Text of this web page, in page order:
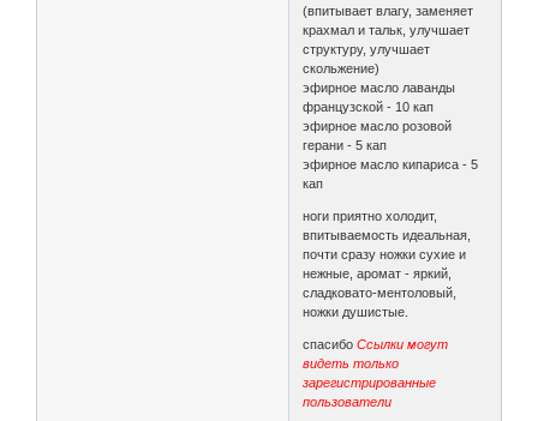
(впитывает влагу, заменяет
крахмал и тальк, улучшает
структуру, улучшает
скольжение)
эфирное масло лаванды
французской - 10 кап
эфирное масло розовой
герани - 5 кап
эфирное масло кипариса - 5
кап
ноги приятно холодит,
впитываемость идеальная,
почти сразу ножки сухие и
нежные, аромат - яркий,
сладковато-ментоловый,
ножки душистые.
спасибоСсылки могут
видеть только
зарегистрированные
пользователи